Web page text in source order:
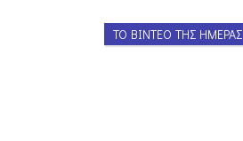
ΤΟ ΒΊΝΤΕΟ ΤΗΣ ΗΜΈΡΑΣ